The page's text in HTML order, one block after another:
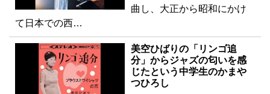
曲し、大正から昭和にかけ
て日本での西…
美空ひばりの「リンゴ追
分」からジャズの匂いを感
じたという中学生のかまや
つひろし